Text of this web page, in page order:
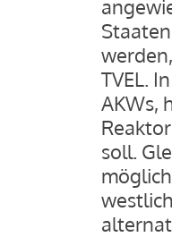
TVEL.
AKWs,
soll.